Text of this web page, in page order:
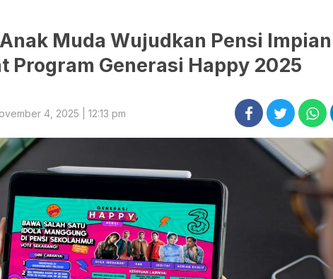
Muda Wujudkan Pensi Impian
Program Generasi Happy 2025
4, 2025 | 12:13 pm